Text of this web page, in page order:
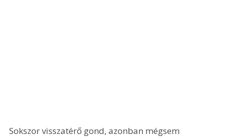
Sokszor visszatérő gond, azonban mégsem